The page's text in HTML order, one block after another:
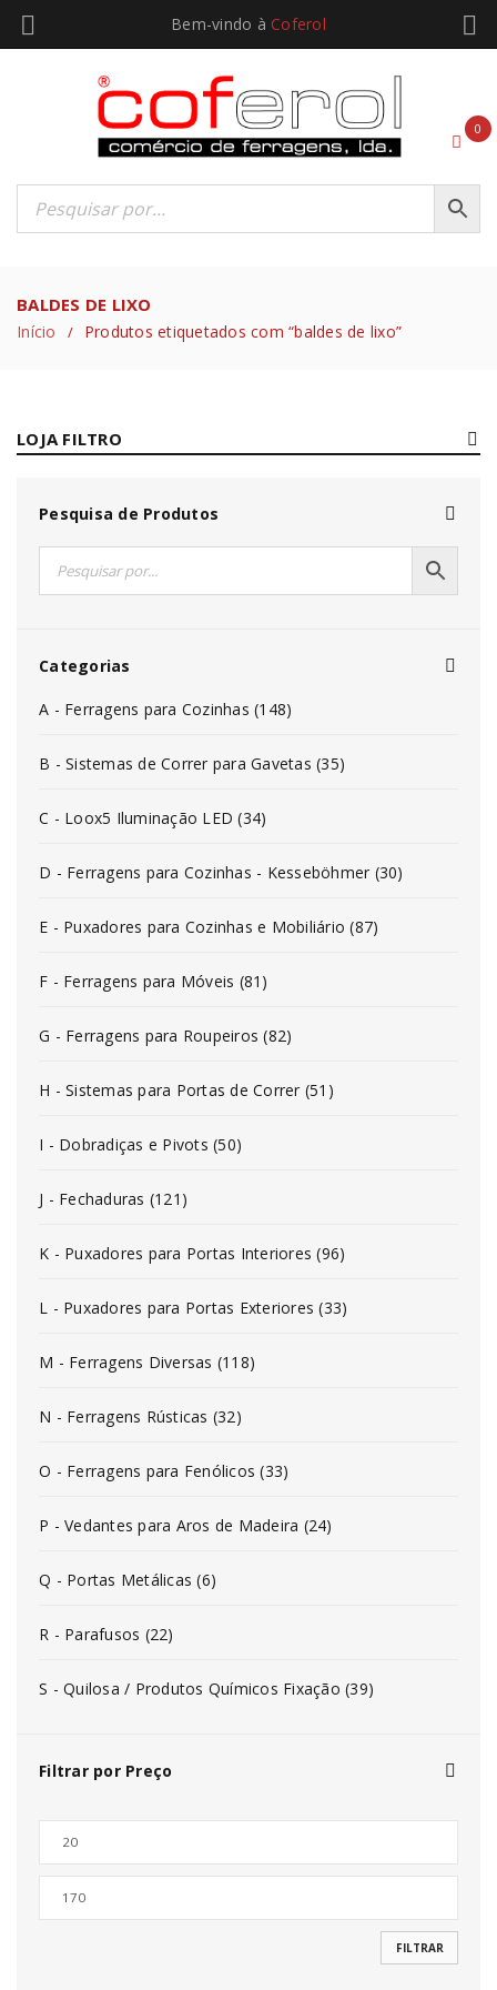
Bem-vindo à Coferol
0
BALDES DE LIXO
Início / Produtos etiquetados com “baldes de lixo”
LOJA FILTRO
Pesquisa de Produtos
Categorias
A - Ferragens para Cozinhas (148)
B - Sistemas de Correr para Gavetas (35)
C - Loox5 Iluminação LED (34)
D - Ferragens para Cozinhas - Kesseböhmer (30)
E - Puxadores para Cozinhas e Mobiliário (87)
F - Ferragens para Móveis (81)
G - Ferragens para Roupeiros (82)
H - Sistemas para Portas de Correr (51)
I - Dobradiças e Pivots (50)
J - Fechaduras (121)
K - Puxadores para Portas Interiores (96)
L - Puxadores para Portas Exteriores (33)
M - Ferragens Diversas (118)
N - Ferragens Rústicas (32)
O - Ferragens para Fenólicos (33)
P - Vedantes para Aros de Madeira (24)
Q - Portas Metálicas (6)
R - Parafusos (22)
S - Quilosa / Produtos Químicos Fixação (39)
Filtrar por Preço
FILTRAR